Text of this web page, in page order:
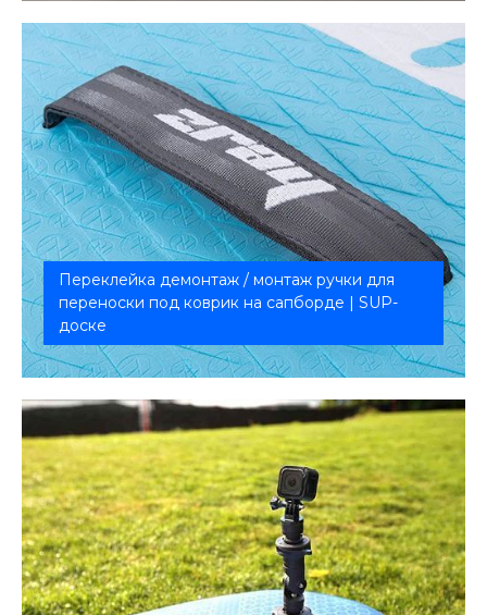
Переклейка демонтаж / монтаж ручки для
переноски под коврик на сапборде | SUP-
доске
Технологичное восстановление